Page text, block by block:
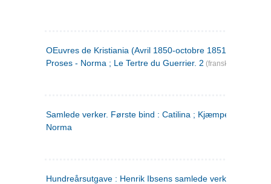
OEuvres de Kristiania (Avril 1850-octobre 1851) : Poèmes
Proses - Norma ; Le Tertre du Guerrier. 2 (fransk)
Samlede verker. Første bind : Catilina ; Kjæmpehøien ;
Norma
Hundreårsutgave : Henrik Ibsens samlede verker. 1